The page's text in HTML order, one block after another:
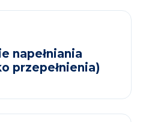
napełniania
przepełnienia)